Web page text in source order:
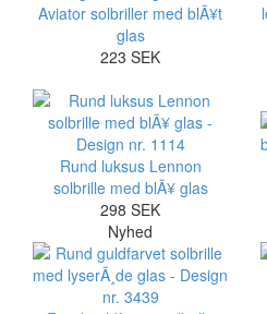
Aviator solbriller med blÃ¥t
glas
223 SEK
Rund luksus Lennon
solbrille med blÃ¥ glas
298 SEK
Nyhed